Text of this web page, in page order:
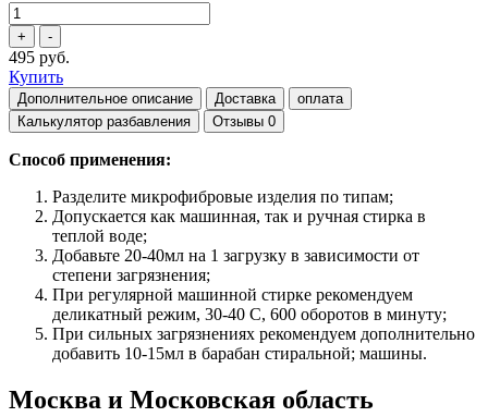
495 руб.
Купить
Дополнительное описание Доставка
оплата
Калькулятор разбавления
Отзывы 0
Способ применения:
Разделите микрофибровые изделия по типам;
Допускается как машинная, так и ручная стирка в
теплой воде;
Добавьте 20-40мл на 1 загрузку в зависимости от
степени загрязнения;
При регулярной машинной стирке рекомендуем
деликатный режим, 30-40 С, 600 оборотов в минуту;
При сильных загрязнениях рекомендуем дополнительно
добавить 10-15мл в барабан стиральной; машины.
Москва и Московская область